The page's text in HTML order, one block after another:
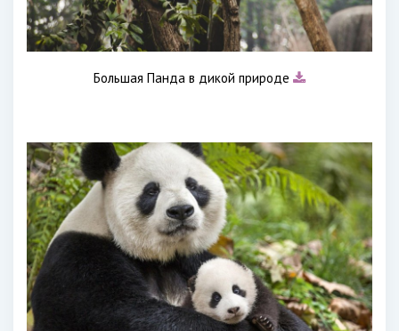
Большая Панда в дикой природе